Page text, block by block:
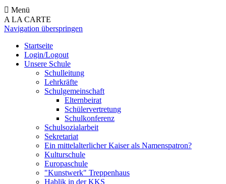
Menü
A LA CARTE
Navigation überspringen
Startseite
Login/Logout
Unsere Schule
Schulleitung
Lehrkräfte
Schulgemeinschaft
Elternbeirat
Schülervertretung
Schulkonferenz
Schulsozialarbeit
Sekretariat
Ein mittelalterlicher Kaiser als Namenspatron?
Kulturschule
Europaschule
"Kunstwerk" Treppenhaus
Hablik in der KKS